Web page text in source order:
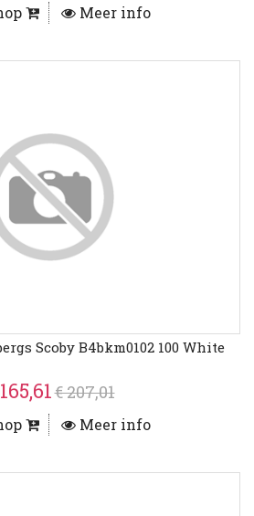
Meer info
Scoby B4bkm0102 100 White
€ 207,01
Meer info